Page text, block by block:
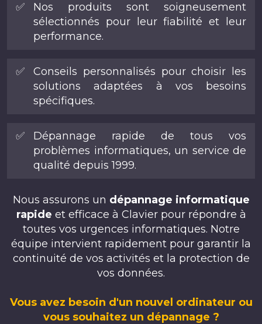
✅
Nos produits sont soigneusement
sélectionnés pour leur fiabilité et leur
performance.
✅
Conseils personnalisés pour choisir les
solutions adaptées à vos besoins
spécifiques.
✅
Dépannage rapide de tous vos
problèmes informatiques, un service de
qualité depuis 1999.
Nous assurons un dépannage informatique
rapide et efficace à Clavier pour répondre à
toutes vos urgences informatiques. Notre
équipe intervient rapidement pour garantir la
continuité de vos activités et la protection de
vos données.
Vous avez besoin d'un nouvel ordinateur ou
vous souhaitez un dépannage ?